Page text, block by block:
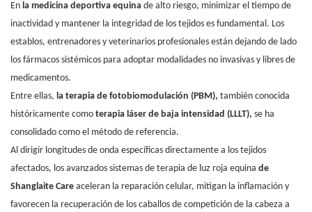
En la medicina deportiva equina de alto riesgo, minimizar el tiempo de
inactividad y mantener la integridad de los tejidos es fundamental. Los
establos, entrenadores y veterinarios profesionales están dejando de lado
los fármacos sistémicos para adoptar modalidades no invasivas y libres de
medicamentos.
Entre ellas, la terapia de fotobiomodulación (PBM), también conocida
históricamente como terapia láser de baja intensidad (LLLT), se ha
consolidado como el método de referencia.
Al dirigir longitudes de onda específicas directamente a los tejidos
afectados, los avanzados sistemas de terapia de luz roja equina de
Shanglaite Care aceleran la reparación celular, mitigan la inflamación y
favorecen la recuperación de los caballos de competición de la cabeza a